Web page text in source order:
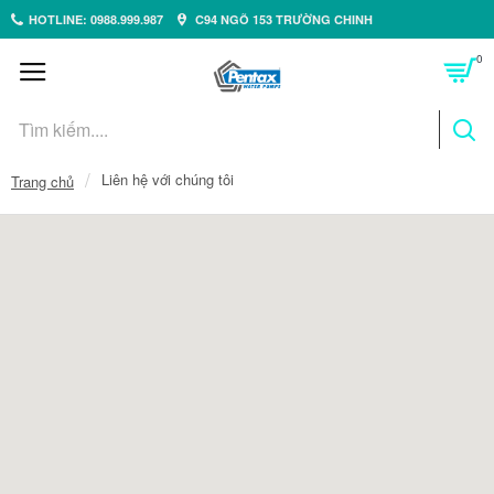
HOTLINE: 0988.999.987 C94 NGÕ 153 TRƯỜNG CHINH
0
Trang chủ Liên hệ với chúng tôi